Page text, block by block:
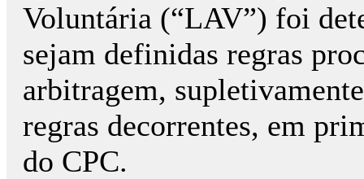
Voluntária (“LAV”) foi
sejam definidas regras
arbitragem,
regras decorrentes, em
do CPC.